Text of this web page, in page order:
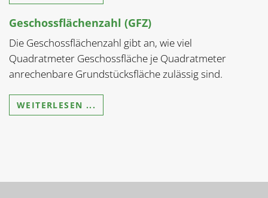
Geschossflächenzahl (GFZ)
Die Geschossflächenzahl gibt an, wie viel
Quadratmeter Geschossfläche je Quadratmeter
anrechenbare Grundstücksfläche zulässig sind.
WEITERLESEN ...